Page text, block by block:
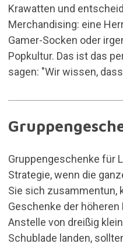
Krawatten und
Merchandising: eine
Gamer-Socken oder
Popkultur. Das ist das
sagen: "Wir wissen,
Gruppengeschenke für
Strategie, wenn die
Sie sich zusammentun,
Geschenke der
Anstelle von dreißig
Schublade landen,